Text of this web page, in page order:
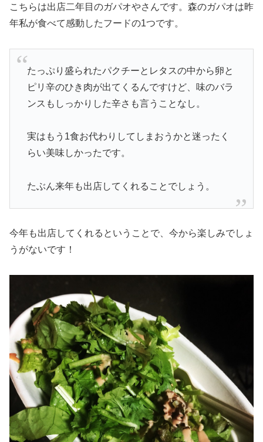
こちらは出店二年目のガパオやさんです。森のガパオは昨
年私が食べて感動したフードの1つです。
たっぷり盛られたパクチーとレタスの中から卵と
ピリ辛のひき肉が出てくるんですけど、味のバラ
ンスもしっかりした辛さも言うことなし。
実はもう1食お代わりしてしまおうかと迷ったく
らい美味しかったです。
たぶん来年も出店してくれることでしょう。
今年も出店してくれるということで、今から楽しみでしょ
うがないです！